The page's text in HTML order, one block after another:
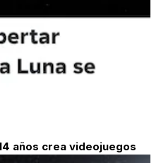
años crea videojuegos